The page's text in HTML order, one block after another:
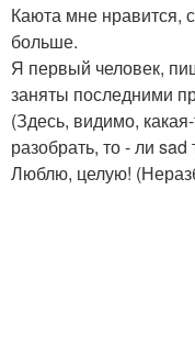
Каюта мне нравится,
больше.
Я первый человек,
заняты последними
(Здесь, видимо,
разобрать, то - ли
Люблю, целую!